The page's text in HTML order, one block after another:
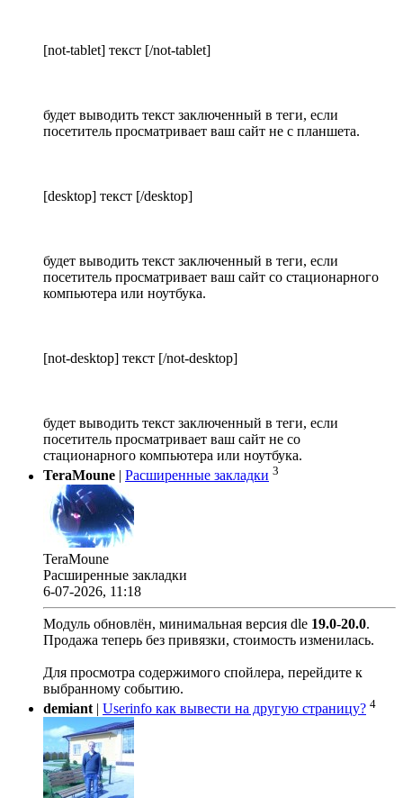
[not-tablet] текст [/not-tablet]
будет выводить текст заключенный в теги, если
посетитель просматривает ваш сайт не с планшета.
[desktop] текст [/desktop]
будет выводить текст заключенный в теги, если
посетитель просматривает ваш сайт со стационарного
компьютера или ноутбука.
[not-desktop] текст [/not-desktop]
будет выводить текст заключенный в теги, если
посетитель просматривает ваш сайт не со
стационарного компьютера или ноутбука.
TeraMoune
Расширенные закладки 3
TeraMoune
Расширенные закладки
6-07-2026, 11:18
Модуль обновлён, минимальная версия dle 19.0-20.0.
Продажа теперь без привязки, стоимость изменилась.
Для просмотра содержимого спойлера, перейдите к
выбранному событию.
demiant | Userinfo как вывести на другую страницу? 4